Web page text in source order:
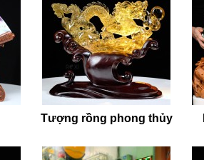
Tượng rồng phong thủy